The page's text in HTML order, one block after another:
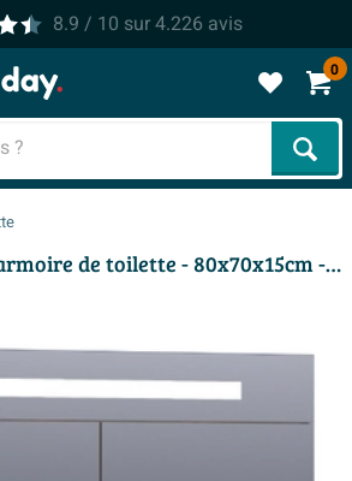
8.9 / 10 sur4.226 avis
0
BRAUER Promise armoire de toilette - 80x70x15cm - avec éclairage direct - 2 portes miroir unilatérales - Château